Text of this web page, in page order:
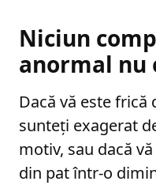
Niciun
anormal nu
Dacă vă este frică
sunteți exagerat
motiv, sau dacă
din pat într-o